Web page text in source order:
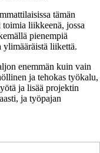
tämän
liikkeenä, jossa
pienempiä
ylimääräistä liikettä.
enemmän kuin vain
ja tehokas työkalu,
ja lisää projektin
ja työpajan